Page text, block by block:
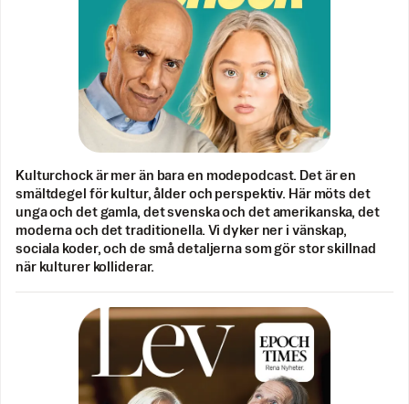
Kulturchock är mer än bara en modepodcast. Det är en
smältdegel för kultur, ålder och perspektiv. Här möts det
unga och det gamla, det svenska och det amerikanska, det
moderna och det traditionella. Vi dyker ner i vänskap,
sociala koder, och de små detaljerna som gör stor skillnad
när kulturer kolliderar.